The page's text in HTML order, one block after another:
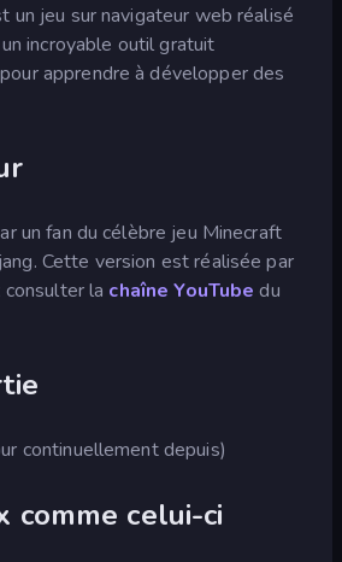
un jeu sur navigateur web réalisé
incroyable outil gratuit
apprendre à développer des
un fan du célèbre jeu Minecraft
Cette version est réalisée par
la chaîne YouTube du
continuellement depuis)
comme celui-ci